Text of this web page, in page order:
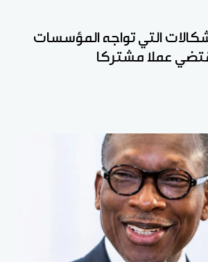
التي تواجه المؤسسات
عملا مشتركا